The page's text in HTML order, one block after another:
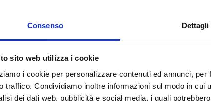
Consenso Dettagli
sito web utilizza i cookie
i cookie per personalizzare contenuti ed annunci,
traffico. Condividiamo inoltre informazioni sul modo in
dei dati web, pubblicità e social media, i quali
-
C134
2x4,00
-
BOB.
MT.
Aggiungi
TN
MT.
TASKER
TASKER CAVO C191 TS
2×1,00 TRASPARENTE –
BOB. MT. 500
TASKER
2×1,50